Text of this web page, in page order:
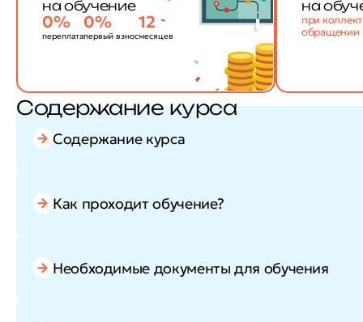
на обучение
0%
переплата
0%
первый взнос
12
месяцев
на
при
обращении
Содержание курса
Содержание курса
Как проходит обучение?
Необходимые документы для обучения